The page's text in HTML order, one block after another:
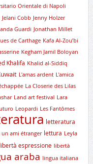
Orientale di Napoli
Jelani Cobb Jenny Holzer
Guardi Jonathan Millet
de Carthage Kafa Al-Zou’bi
Kegham Jamil Boloyan
Khalifa Khalid al-Siddiq
L'amas ardent L'amica
La Closerie des Lilas
Land art festival Lara
Leopardi Les Fantômes
letteratura
un ami étranger lettura Leyla
libertà espressione libertà
araba lingua italiana